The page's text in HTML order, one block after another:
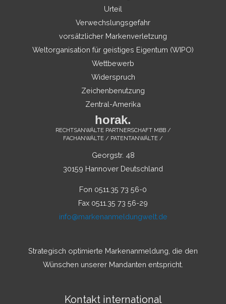
Urteil
Verwechslungsgefahr
vorsätzlicher Markenverletzung
Weltorganisation für geistiges Eigentum (WIPO)
Wettbewerb
Widerspruch
Zeichenbenutzung
Zentral-Amerika
horak.
RECHTSANWÄLTE PARTNERSCHAFT MBB /
FACHANWÄLTE / PATENTANWÄLTE /
Georgstr. 48
30159 Hannover Deutschland
Fon 0511.35 73 56-0
Fax 0511.35 73 56-29
info@markenanmeldungwelt.de
Strategisch optimierte Markenanmeldung, die den
Wünschen unserer Mandanten entspricht.
Kontakt international